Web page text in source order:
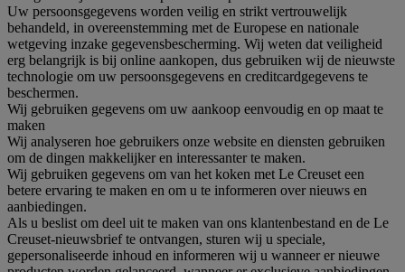
Uw persoonsgegevens worden veilig en strikt vertrouwelijk
behandeld, in overeenstemming met de Europese en nationale
wetgeving inzake gegevensbescherming. Wij weten dat veiligheid
erg belangrijk is bij online aankopen, dus gebruiken wij de nieuwste
technologie om uw persoonsgegevens en creditcardgegevens te
beschermen.
Wij gebruiken gegevens om uw aankoop eenvoudig en op maat te
maken
Wij analyseren hoe gebruikers onze website en diensten gebruiken
om de dingen makkelijker en interessanter te maken.
Wij gebruiken gegevens om van het koken met Le Creuset een
betere ervaring te maken en om u te informeren over nieuws en
aanbiedingen.
Als u beslist om deel uit te maken van ons klantenbestand en de Le
Creuset-nieuwsbrief te ontvangen, sturen wij u speciale,
gepersonaliseerde inhoud en informeren wij u wanneer er nieuwe